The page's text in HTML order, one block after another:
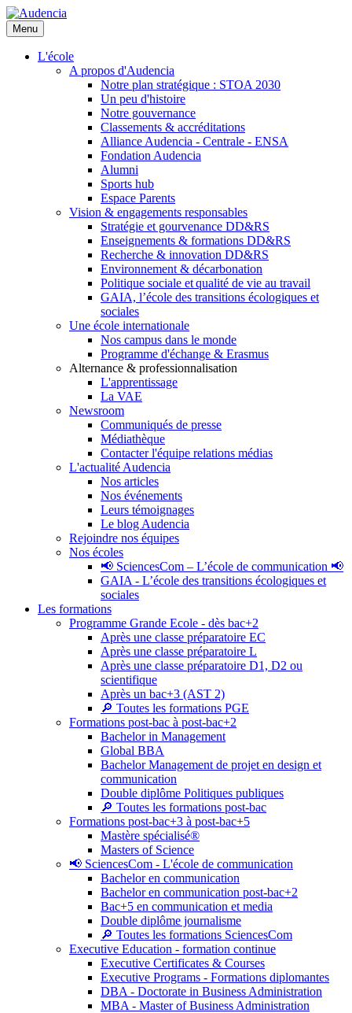
Aller
au
contenu
principal
Menu
L'école
A propos d'Audencia
Notre plan stratégique : STOA 2030
Un peu d'histoire
Notre gouvernance
Classements & accréditations
Alliance Audencia - Centrale - ENSA
Fondation Audencia
Alumni
Sports hub
Espace Parents
Vision & engagements responsables
Stratégie et gourvenance DD&RS
Enseignements & formations DD&RS
Recherche & innovation DD&RS
Environnement & décarbonation
Politique sociale et qualité de vie au travail
GAIA, l’école des transitions écologiques et
sociales
Une école internationale
Nos campus dans le monde
Programme d'échange & Erasmus
Alternance & professionnalisation
L'apprentissage
La VAE
Newsroom
Communiqués de presse
Médiathèque
Contacter l'équipe relations médias
L'actualité Audencia
Nos articles
Nos événements
Leurs témoignages
Le blog Audencia
Rejoindre nos équipes
Nos écoles
📢 SciencesCom – L’école de communication 📢
GAIA - L’école des transitions écologiques et
sociales
Les formations
Programme Grande Ecole - dès bac+2
Après une classe préparatoire EC
Après une classe préparatoire L
Après une classe préparatoire D1, D2 ou
scientifique
Après un bac+3 (AST 2)
🔎 Toutes les formations PGE
Formations post-bac à post-bac+2
Bachelor in Management
Global BBA
Bachelor Management de projet en design et
communication
Double diplôme Politiques publiques
🔎 Toutes les formations post-bac
Formations post-bac+3 à post-bac+5
Mastère spécialisé®
Masters of Science
📢 SciencesCom - L'école de communication
Bachelor en communication
Bachelor en communication post-bac+2
Bac+5 en communication et media
Double diplôme journalisme
🔎 Toutes les formations SciencesCom
Executive Education - formation continue
Executive Certificates & Courses
Executive Programs - Formations diplomantes
DBA - Doctorate in Business Administration
MBA - Master of Business Administration